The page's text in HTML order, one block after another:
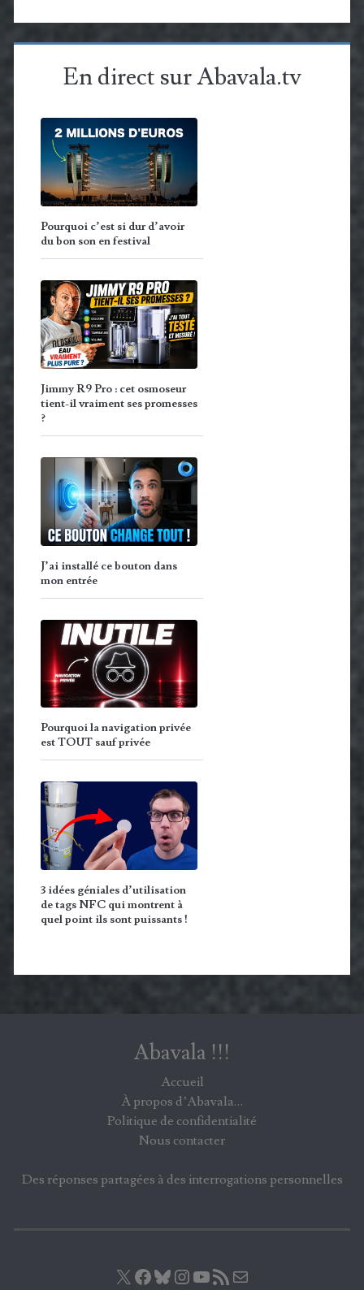
En direct sur Abavala.tv
Pourquoi c’est si dur d’avoir
du bon son en festival
Jimmy R9 Pro : cet osmoseur
tient-il vraiment ses promesses
?
J’ai installé ce bouton dans
mon entrée
Pourquoi la navigation privée
est TOUT sauf privée
3 idées géniales d’utilisation
de tags NFC qui montrent à
quel point ils sont puissants !
Abavala !!!
Accueil
À propos d’Abavala…
Politique de confidentialité
Nous contacter
Des réponses partagées à des interrogations personnelles
X Facebook
Bluesky
Instagram
YouTube
Flux RSS